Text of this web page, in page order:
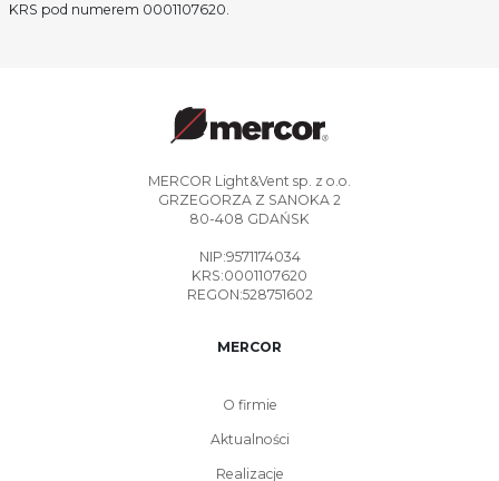
KRS pod numerem 0001107620.
MERCOR Light&Vent sp. z o.o.
GRZEGORZA Z SANOKA 2
80-408 GDAŃSK
NIP:9571174034
KRS:0001107620
REGON:528751602
MERCOR
O firmie
Aktualności
Realizacje